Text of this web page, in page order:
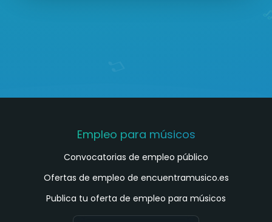
Empleo para músicos
Convocatorias de empleo público
Ofertas de empleo de encuentramusico.es
Publica tu oferta de empleo para músicos